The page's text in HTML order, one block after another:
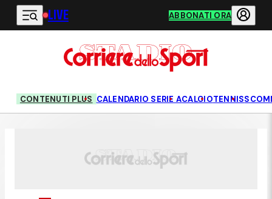
Vai al contenuto principale
LIVE ABBONATI ORA
CONTENUTI PLUS CALENDARIO SERIE ACALCIOTENNIS